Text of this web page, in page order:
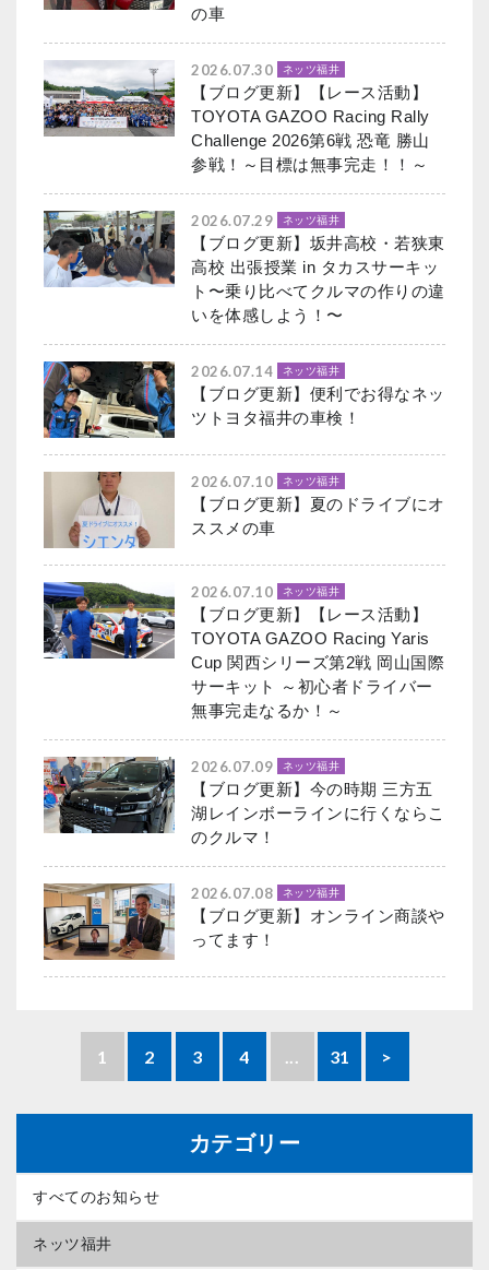
の車
2026.07.30 ネッツ福井
【ブログ更新】【レース活動】
TOYOTA GAZOO Racing Rally
Challenge 2026第6戦 恐竜 勝山
参戦！～目標は無事完走！！～
2026.07.29 ネッツ福井
【ブログ更新】坂井高校・若狭東
高校 出張授業 in タカスサーキッ
ト〜乗り比べてクルマの作りの違
いを体感しよう！〜
2026.07.14 ネッツ福井
【ブログ更新】便利でお得なネッ
ツトヨタ福井の車検！
2026.07.10 ネッツ福井
【ブログ更新】夏のドライブにオ
ススメの車
2026.07.10 ネッツ福井
【ブログ更新】【レース活動】
TOYOTA GAZOO Racing Yaris
Cup 関西シリーズ第2戦 岡山国際
サーキット ～初心者ドライバー
無事完走なるか！～
2026.07.09 ネッツ福井
【ブログ更新】今の時期 三方五
湖レインボーラインに行くならこ
のクルマ！
2026.07.08 ネッツ福井
【ブログ更新】オンライン商談や
ってます！
1 2 3 4 31 >
カテゴリー
すべてのお知らせ
ネッツ福井